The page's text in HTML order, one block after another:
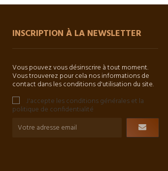
INSCRIPTION À LA NEWSLETTER
Vous pouvez vous désinscrire à tout moment.
Vous trouverez pour cela nos informations de
contact dans les conditions d'utilisation du site.
J'accepte les conditions générales et la
politique de confidentialité